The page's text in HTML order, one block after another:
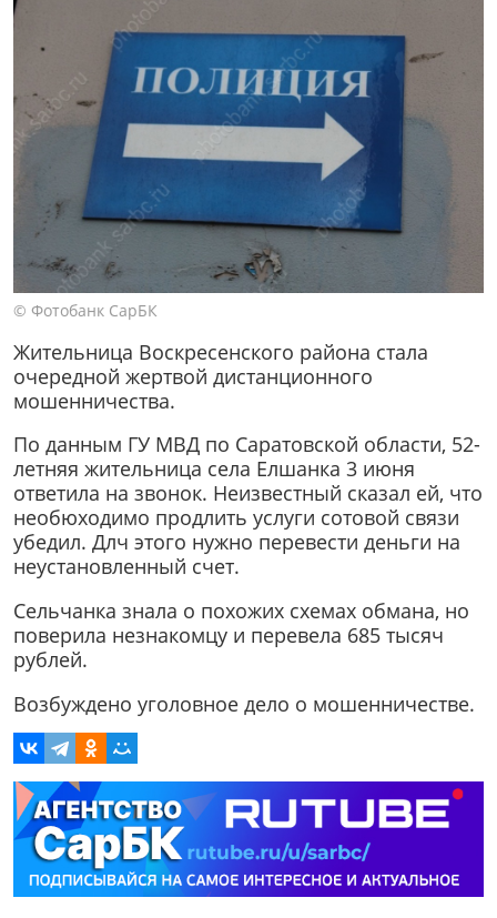
© Фотобанк СарБК
Жительница Воскресенского района стала
очередной жертвой дистанционного
мошенничества.
По данным ГУ МВД по Саратовской области, 52-
летняя жительница села Елшанка 3 июня
ответила на звонок. Неизвестный сказал ей, что
необюходимо продлить услуги сотовой связи
убедил. Длч этого нужно перевести деньги на
неустановленный счет.
Сельчанка знала о похожих схемах обмана, но
поверила незнакомцу и перевела 685 тысяч
рублей.
Возбуждено уголовное дело о мошенничестве.